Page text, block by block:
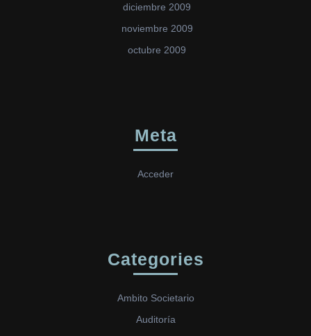
diciembre 2009
noviembre 2009
octubre 2009
Meta
Acceder
Categories
Ambito Societario
Auditoría